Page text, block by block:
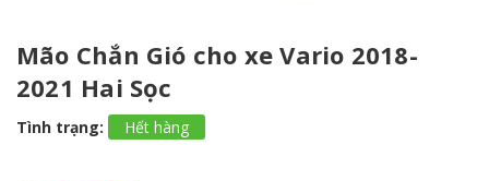
Mão Chắn Gió cho xe Vario 2018-
2021 Hai Sọc
Tình trạng: Hết hàng